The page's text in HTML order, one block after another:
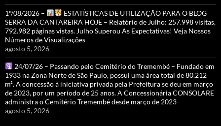
1º/08/2026 –
ESTATÍSTICAS DE UTILIZAÇÃO PARA O BLOG
SERRA DA CANTAREIRA HOJE – Relatório de Julho: 257.998 visitas,
792.982 páginas vistas. Julho Superou As Expectativas! Veja Nossos
Números de Visualizações
agosto 5, 2026
24/07/26 – Passando pelo Cemitério do Tremembé – Fundado em
1933 na Zona Norte de São Paulo, possui uma área total de 80.212
m². A concessão à iniciativa privada pela Prefeitura se deu em março
de 2023, por um período de 25 anos. A Concessionária CONSOLARE
administra o Cemitério Tremembé desde março de 2023
agosto 5, 2026